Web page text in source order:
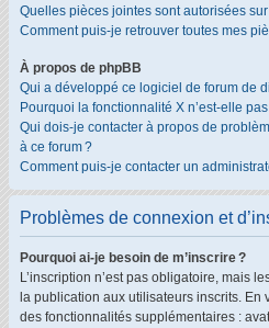
Quelles pièces jointes sont autorisées
Comment puis-je retrouver toutes mes
À propos de phpBB
Qui a développé ce logiciel de forum de
Pourquoi la fonctionnalité X n’est-elle
Qui dois-je contacter à propos de
à ce forum ?
Comment puis-je contacter un
Problèmes de connexion et
Pourquoi ai-je besoin de m’inscrire ?
L’inscription n’est pas obligatoire, mais
la publication aux utilisateurs inscrits. En
des fonctionnalités supplémentaires :